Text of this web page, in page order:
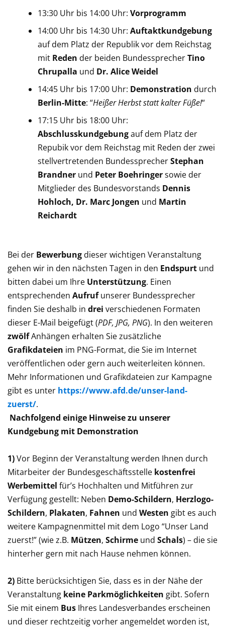
13:30 Uhr bis 14:00 Uhr: Vorprogramm
14:00 Uhr bis 14:30 Uhr: Auftaktkundgebung
auf dem Platz der Republik vor dem Reichstag
mit Reden der beiden BundessprecherTino
Chrupalla und Dr. Alice Weidel
14:45 Uhr bis 17:00 Uhr: Demonstration durch
Berlin-Mitte: “Heißer Herbst statt kalter Füße!“
17:15 Uhr bis 18:00 Uhr:
Abschlusskundgebungauf dem Platz der
Repubik vor dem Reichstag mit Reden der zwei
stellvertretenden BundessprecherStephan
Brandner und Peter Boehringersowie der
Mitglieder des Bundesvorstands Dennis
Hohloch, Dr. Marc Jongen und Martin
Reichardt
Bei der Bewerbung dieser wichtigen Veranstaltung
gehen wir in den nächsten Tagen in den Endspurt und
bitten dabei um Ihre Unterstützung. Einen
entsprechenden Aufrufunserer Bundessprecher
finden Sie deshalb in drei verschiedenen Formaten
dieser E-Mail beigefügt (PDF, JPG, PNG). In den weiteren
zwölfAnhängen erhalten Sie zusätzliche
Grafikdateien im PNG-Format, die Sie im Internet
veröffentlichen oder gern auch weiterleiten können.
Mehr Informationen und Grafikdateien zur Kampagne
gibt es unter https://www.afd.de/unser-land-
zuerst/.
Nachfolgend einige Hinweise zu unserer
Kundgebung mit Demonstration
1)Vor Beginn der Veranstaltung werden Ihnen durch
Mitarbeiter der Bundesgeschäftsstelle kostenfrei
Werbemittel für’s Hochhalten und Mitführen zur
Verfügung gestellt: Neben Demo-Schildern, Herzlogo-
Schildern, Plakaten, Fahnen und Westen gibt es auch
weitere Kampagnenmittel mit dem Logo “Unser Land
zuerst!” (wie z.B. Mützen, Schirme und Schals) – die sie
hinterher gern mit nach Hause nehmen können.
2) Bitte berücksichtigen Sie, dass es in der Nähe der
Veranstaltung keine Parkmöglichkeiten gibt. Sofern
Sie mit einem Bus Ihres Landesverbandes erscheinen
und dieser rechtzeitig vorher angemeldet worden ist,